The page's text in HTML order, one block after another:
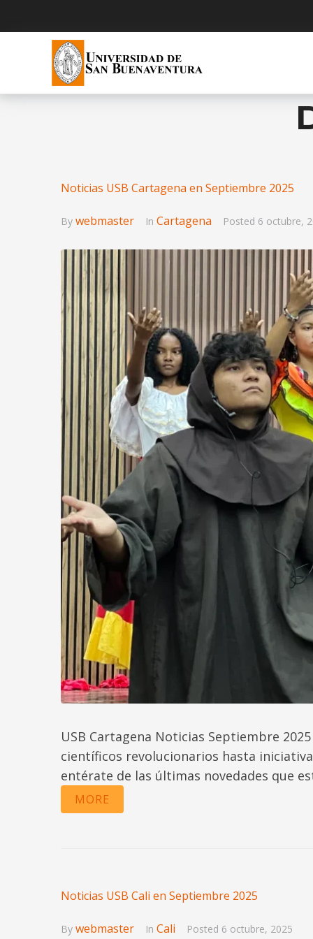
Noticias USB Cartagena en Septiembre 2025
By webmaster In Cartagena Posted 6 octubre,
USB Cartagena Noticias Septiembre
científicos revolucionarios hasta
entérate de las últimas novedades que
MORE
Noticias USB Cali en Septiembre 2025
By webmaster In Cali Posted 6 octubre, 2025